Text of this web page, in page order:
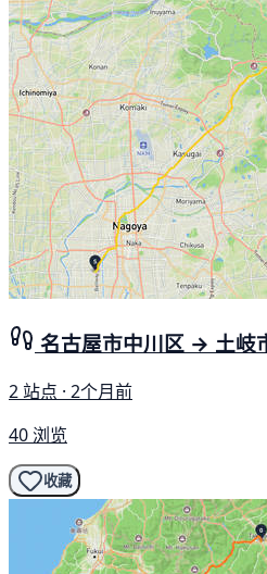
名古屋市中川区 → 土岐
2 站点 · 2个月前
40 浏览
收藏